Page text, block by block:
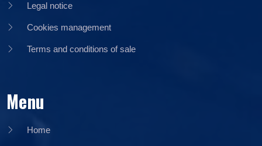
Legal notice
Cookies management
Terms and conditions of sale
Menu
Home